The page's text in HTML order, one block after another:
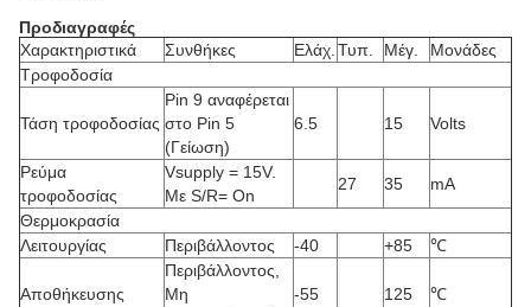
Προδιαγραφές
Χαρακτηριστικά
Συνθήκες Ελάχ. Τυπ. Μέγ.
Μονάδες
Τροφοδοσία
Τάση τροφοδοσίας
Pin 9 αναφέρεται
στο Pin 5
(Γείωση)
6.5 15 Volts
Ρεύμα
τροφοδοσίας
Vsupply = 15V.
Με S/R= On
27 35
mA
Θερμοκρασία
Λειτουργίας
Περιβάλλοντος -40 +85 ℃
Αποθήκευσης
Περιβάλλοντος,
Μη
-55 125 ℃